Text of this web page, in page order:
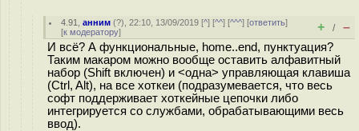
4.91 ,анним (?), 22:10, 13/09/2019 [^] [^^] [^^^] [ответить]
[к модератору] + / –
И всё? А функциональные, home..end, пунктуация?
Таким макаром можно вообще оставить алфавитный
набор (Shift включен) и <одна> управляющая клавиша
(Ctrl, Alt), на все хоткеи (подразумевается, что весь
софт поддерживает хоткейные цепочки либо
интегрируется со службами, обрабатывающими весь
ввод).